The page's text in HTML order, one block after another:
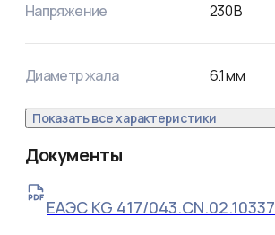
Напряжение 230В
Диаметр жала 6.1мм
Показать все характеристики
Документы
ЕАЭС KG 417/043.CN.02.10337